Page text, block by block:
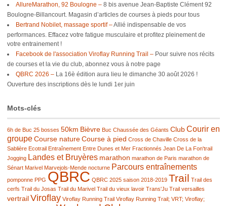
AllureMarathon, 92 Boulogne – 8 bis avenue Jean-Baptiste Clément 92
Boulogne-Billancourt. Magasin d’articles de courses à pieds pour tous
Bertrand Nobilet, massage sportif –Allié indispensable de vos
performances. Effacez votre fatigue musculaire et profitez pleinement de
votre entrainement !
Facebook de l'association Viroflay Running Trail – Pour suivre nos récits
de courses et la vie du club, abonnez vous à notre page
QBRC 2026 – La 16è édition aura lieu le dimanche 30 août 2026 !
Ouverture des inscriptions dès le lundi 1er juin
Mots-clés
6h de Buc 25 bosses 50km Bièvre Buc Chaussée des Géants ClubCourir en
groupeCourse natureCourse à pied Cross de Chaville Cross de la
Sablière Ecotrail Entraînement Entre Dunes et Mer Fractionnés Jean De La Fon'trail
Jogging Landes et Bruyères marathon marathon de Paris marathon de
Sénart Marivel Marvejols-Mende nocturne Parcours entraînements
pomponne PPG QBRC QBRC 2025 saison 2018-2019 Trail Trail des
cerfs Trail du Josas Trail du Marivel Trail du vieux lavoir Trans'Ju Trail versailles
vertrailViroflay Viroflay Running Trail Viroflay Running Trail; VRT; Viroflay;